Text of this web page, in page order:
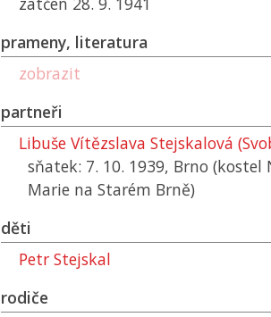
prameny, literatura
zobrazit
partneři
Libuše Vítězslava Stejskalová
sňatek: 7. 10. 1939, Brno (kostel
Marie na Starém Brně)
děti
Petr Stejskal
rodiče